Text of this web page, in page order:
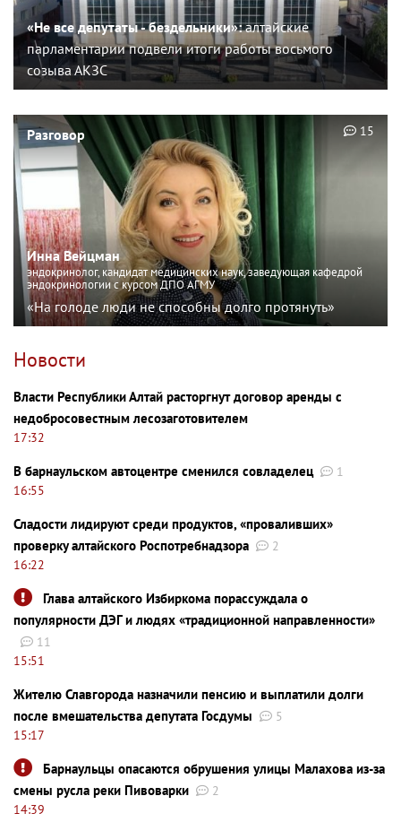
«Не все депутаты - бездельники»:алтайские
парламентарии подвели итоги работы восьмого
созыва АКЗС
Разговор
Инна Вейцман
эндокринолог, кандидат медицинских наук, заведующая кафедрой
эндокринологии с курсом ДПО АГМУ
«На голоде люди не способны долго протянуть»
15
Новости
Власти Республики Алтай расторгнут договор аренды с
недобросовестным лесозаготовителем
17:32
В барнаульском автоцентре сменился совладелец
1
16:55
Сладости лидируют среди продуктов, «проваливших»
проверку алтайского Роспотребнадзора
2
16:22
Глава алтайского Избиркома порассуждала о
популярности ДЭГ и людях «традиционной направленности»
11
15:51
Жителю Славгорода назначили пенсию и выплатили долги
после вмешательства депутата Госдумы
5
15:17
Барнаульцы опасаются обрушения улицы Малахова из-за
смены русла реки Пивоварки
2
14:39